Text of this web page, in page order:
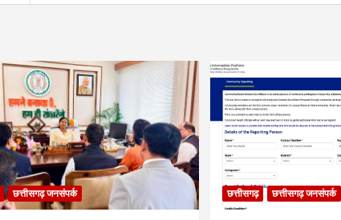
छत्तीसगढ़ जनसंपर्क छत्तीसगढ़ छत्तीसगढ़ जनसंपर्क